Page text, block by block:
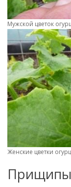
Мужской цветок
Женские цветки